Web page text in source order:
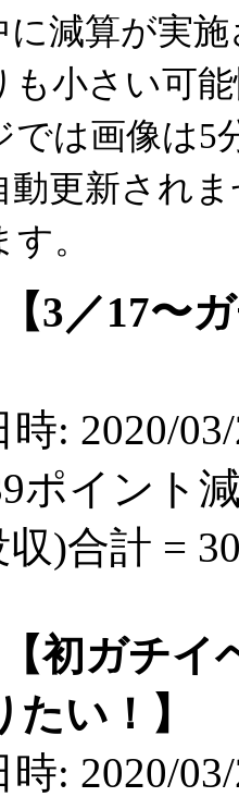
減算が実
も小さい可
は画像は5
動更新され
。
3／17〜
: 2020/
ポイント
)合計 =
初ガチイ
い！】
: 2020/